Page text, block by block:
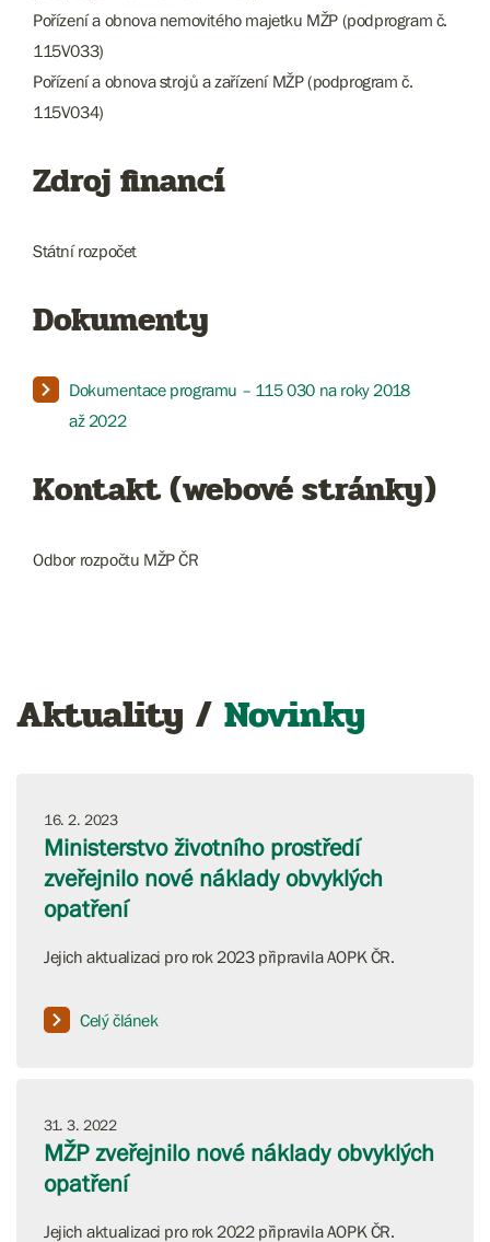
Pořízení a obnova nemovitého majetku MŽP (podprogram č.
115V033)
Pořízení a obnova strojů a zařízení MŽP (podprogram č.
115V034)
Zdroj financí
Státní rozpočet
Dokumenty
Dokumentace programu – 115 030 na roky 2018
až 2022
Kontakt (webové stránky)
Odbor rozpočtu MŽP ČR
Aktuality / Novinky
16. 2. 2023
Ministerstvo životního prostředí
zveřejnilo nové náklady obvyklých
opatření
Jejich aktualizaci pro rok 2023 připravila AOPK ČR.
Celý článek
31. 3. 2022
MŽP zveřejnilo nové náklady obvyklých
opatření
Jejich aktualizaci pro rok 2022 připravila AOPK ČR.